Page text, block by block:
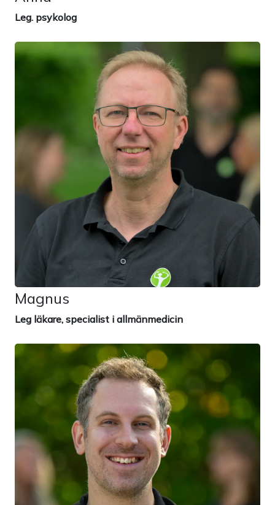
Leg. psykolog
Magnus
Leg läkare, specialist i allmänmedicin